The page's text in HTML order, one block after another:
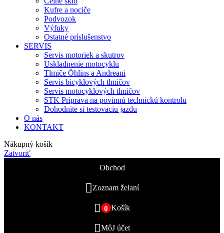
Kufre a nociče
Podvozok
Výfuky
Ostatné príslušenstvo
SERVIS
Servis motoriek a skutrov
Uskladnenie motocyklu
Tlmiče Öhlins a Andreani
Servis bicyklových tlmičov
Servis motocyklových tlmičov
STK Príprava na povinnú technickú kontrolu
Dohodnite si testovaciu jazdu
O nás
KONTAKT
Nákupný košík
Zatvoriť
Obchod
Zoznam želaní
0 Košík
MôJ účet